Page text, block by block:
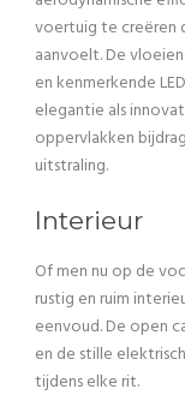
voertuig te creëren
aanvoelt. De
en kenmerkende
elegantie als
oppervlakken
uitstraling.
Interieur
Of men nu op de
rustig en ruim
eenvoud. De open
en de stille
tijdens elke rit.